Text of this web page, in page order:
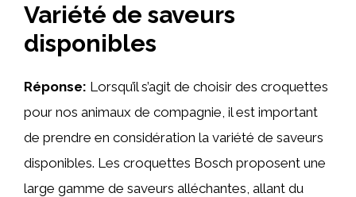
Variété de saveurs
disponibles
Réponse: Lorsqu’il s’agit de choisir des croquettes
pour nos animaux de compagnie, il est important
de prendre en considération la variété de saveurs
disponibles. Les croquettes Bosch proposent une
large gamme de saveurs alléchantes, allant du